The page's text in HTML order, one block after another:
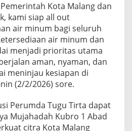
E
S
K
A
1
A
B
A
A
R
L
Kota Malang dan
kami siap all out
air minum bagi seluruh
air minum dan
menjadi prioritas utama
aman, nyaman, dan
meninjau kesiapan di
(2/2/2026) sore.
Perumda Tugu Tirta dapat
Mujahadah Kubro 1 Abad
citra Kota Malang